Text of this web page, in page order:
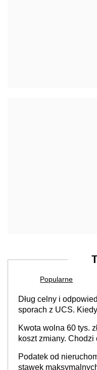
Popularne
Dług celny i
sporach z UCS.
Kwota wolna 60 tys.
koszt zmiany. Chodzi
Podatek od
stawek